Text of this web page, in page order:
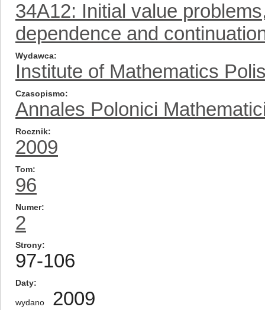
34A12: Initial value
dependence and
Wydawca
Institute of Mathematics
Czasopismo
Annales Polonici
Rocznik
2009
Tom
96
Numer
2
Strony
97-106
Daty
wydano 2009